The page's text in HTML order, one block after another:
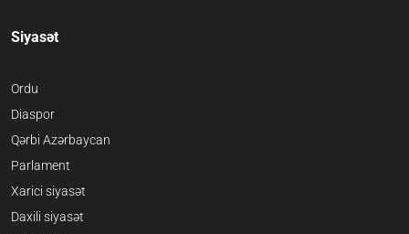
Siyasət
Ordu
Diaspor
Qərbi Azərbaycan
Parlament
Xarici siyasət
Daxili siyasət